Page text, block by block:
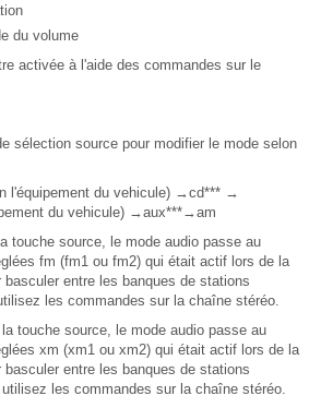
du volume
activée à l'aide des commandes sur le
sélection source pour modifier le mode selon
du vehicule) →cd*** →
du vehicule) →aux***→am
touche source, le mode audio passe au
fm (fm1 ou fm2) qui était actif lors de la
entre les banques de stations
les commandes sur la chaîne stéréo.
touche source, le mode audio passe au
xm (xm1 ou xm2) qui était actif lors de la
entre les banques de stations
les commandes sur la chaîne stéréo.